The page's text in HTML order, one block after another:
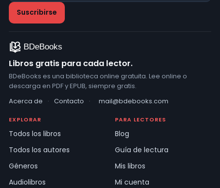
Libros gratis para cada lector.
BDeBooks es una biblioteca online gratuita. Lee online o
descarga en PDF y EPUB, siempre gratis.
Acerca de
· Contacto · mail@bdebooks.com
EXPLORAR
Todos los libros
Todos los autores
Géneros
Audiolibros
PARA LECTORES
Blog
Guía de lectura
Mis libros
Mi cuenta